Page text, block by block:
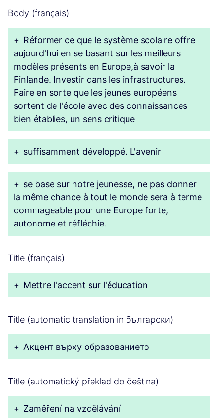
Body (français)
+ Réformer ce que le système scolaire offre
aujourd'hui en se basant sur les meilleurs
modèles présents en Europe,à savoir la
Finlande. Investir dans les infrastructures.
Faire en sorte que les jeunes européens
sortent de l'école avec des connaissances
bien établies, un sens critique
+ suffisamment développé. L'avenir
+ se base sur notre jeunesse, ne pas donner
la même chance à tout le monde sera à terme
dommageable pour une Europe forte,
autonome et réfléchie.
Title (français)
+ Mettre l'accent sur l'éducation
Title (automatic translation in български)
+ Акцент върху образованието
Title (automatický překlad do čeština)
+ Zaměření na vzdělávání